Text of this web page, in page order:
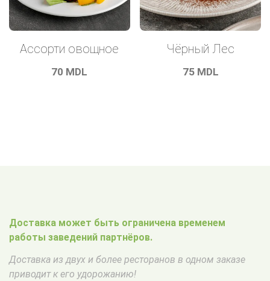
Ассорти овощное
70 MDL
Чёрный Лес
75 MDL
Доставка может быть ограничена временем
работы заведений партнёров.
Доставка из двух и более ресторанов в одном заказе
приводит к его удорожанию!